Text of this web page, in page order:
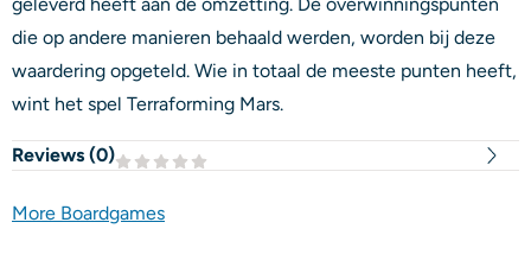
die op andere manieren behaald werden, worden bij deze
waardering opgeteld. Wie in totaal de meeste punten heeft,
wint het spel Terraforming Mars.
Reviews (0)
More Boardgames